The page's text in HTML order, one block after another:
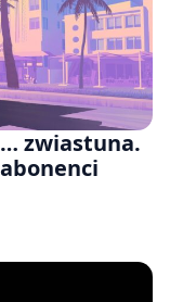
zwiastuna.